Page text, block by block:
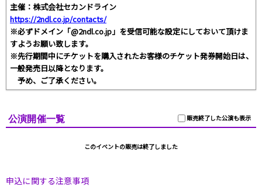
主催：株式会社セカンドライン
https://2ndl.co.jp/contacts/
※必ずドメイン「@2ndl.co.jp」を受信可能な設定にしておいて頂けま
すようお願い致します。
※先行期間中にチケットを購入されたお客様のチケット発券開始日は、
一般発売日以降となります。
予め、ご了承ください。
販売終了した公演も表示
公演開催一覧
このイベントの販売は終了しました
申込に関する注意事項